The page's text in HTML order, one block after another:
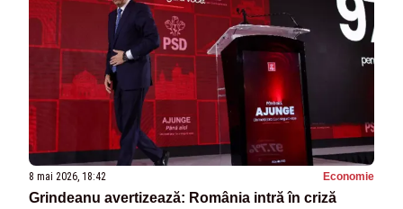
8 mai 2026, 18:42 Economie
Grindeanu avertizează: România intră în criză